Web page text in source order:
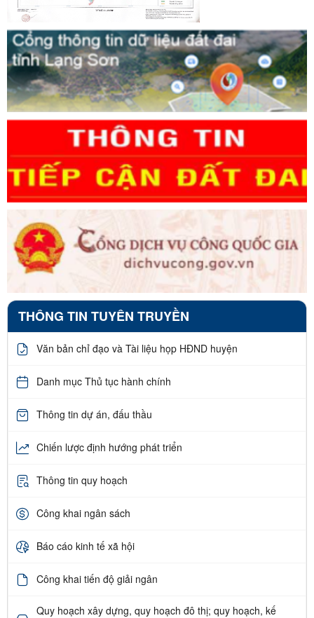
THÔNG TIN TUYÊN TRUYỀN
Văn bản chỉ đạo và Tài liệu họp HĐND huyện
Danh mục Thủ tục hành chính
Thông tin dự án, đấu thầu
Chiến lược định hướng phát triển
Thông tin quy hoạch
Công khai ngân sách
Báo cáo kinh tế xã hội
Công khai tiến độ giải ngân
Quy hoạch xây dựng, quy hoạch đô thị; quy hoạch, kế